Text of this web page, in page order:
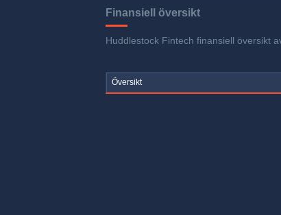
Finansiell översikt
Huddlestock Fintech finansiell översikt
Översikt